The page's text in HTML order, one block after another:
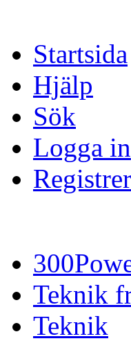
Startsida
Hjälp
Sök
Logga in
Teknik
Teknik